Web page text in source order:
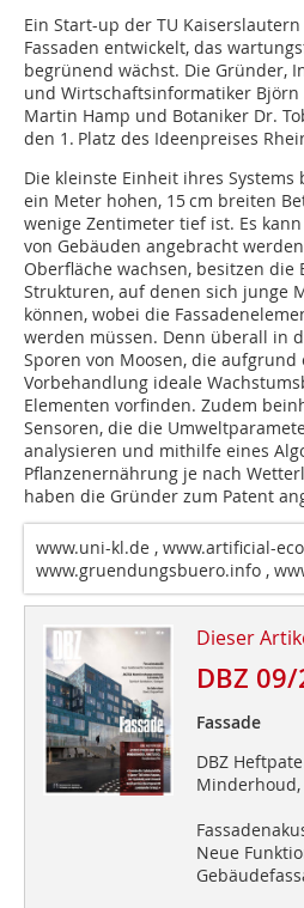
Ein Start-up der TU
Fassaden entwickelt, das
begrünend wächst. Die Gründer,
und Wirtschaftsinformatiker
Martin Hamp und Botaniker Dr.
den 1. Platz des Ideenpreises
Die kleinste Einheit ihres
ein Meter hohen, 15 cm breiten
wenige Zentimeter tief ist. Es
von Gebäuden angebracht
Oberfläche wachsen, besitzen die
Strukturen, auf denen sich junge
können, wobei die
werden müssen. Denn überall in
Sporen von Moosen, die aufgrund
Vorbehandlung ideale
Elementen vorfinden. Zudem
Sensoren, die die
analysieren und mithilfe eines
Pflanzenernährung je nach
haben die Gründer zum Patent
www.uni-kl.de , www.artificial-
www.gruendungsbuero.info ,
Dieser
DBZ
Fassade
DBZ
Neue